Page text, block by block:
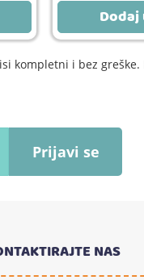
kompletni i bez greške.
Prijavi se
NAS